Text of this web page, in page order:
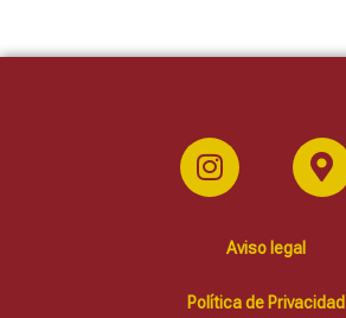
Aviso legal
Política de Privacidad